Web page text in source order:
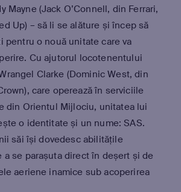
Mayne (Jack O’Connell, din Ferrari,
Up) – să li se alăture și încep să
pentru o nouă unitate care va
Cu ajutorul locotenentului
Clarke (Dominic West, din
care operează în serviciile
din Orientul Mijlociu, unitatea lui
o identitate și un nume: SAS.
săi își dovedesc abilitățile
a se parașuta direct în deșert și de
aeriene inamice sub acoperirea